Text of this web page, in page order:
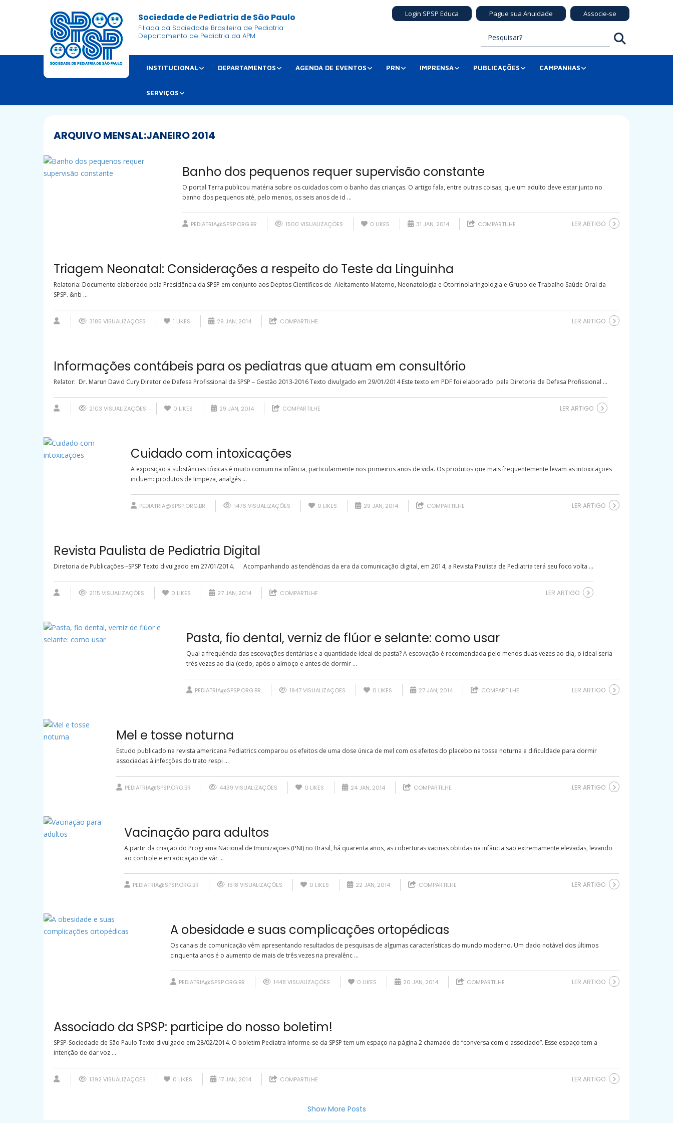
Sociedade de Pediatria de São Paulo
Filiada da Sociedade Brasileira de Pediatria
Departamento de Pediatria da APM
Login SPSP Educa Pague sua Anuidade Associe-se
INSTITUCIONAL DEPARTAMENTOS AGENDA DE EVENTOS PRN IMPRENSA PUBLICAÇÕES CAMPANHAS
SERVIÇOS
ARQUIVO MENSAL:JANEIRO 2014
Banho dos pequenos requer supervisão constante
O portal Terra publicou matéria sobre os cuidados com o banho das crianças. O artigo fala, entre outras coisas, que um adulto deve estar junto no
banho dos pequenos até, pelo menos, os seis anos de id ...
PEDIATRIA@SPSP.ORG.BR 1500 VISUALIZAÇÕES 0 LIKES 31 JAN, 2014 COMPARTILHE LER ARTIGO
Triagem Neonatal: Considerações a respeito do Teste da Linguinha
Relatoria: Documento elaborado pela Presidência da SPSP em conjunto aos Deptos Científicos de Aleitamento Materno, Neonatologia e Otorrinolaringologia e Grupo de Trabalho Saúde Oral da
SPSP. &nb ...
3185 VISUALIZAÇÕES 1 LIKES 29 JAN, 2014 COMPARTILHE LER ARTIGO
Informações contábeis para os pediatras que atuam em consultório
Relator: Dr. Marun David Cury Diretor de Defesa Profissional da SPSP – Gestão 2013-2016 Texto divulgado em 29/01/2014 Este texto em PDF foi elaborado pela Diretoria de Defesa Profissional ...
2103 VISUALIZAÇÕES 0 LIKES 29 JAN, 2014 COMPARTILHE LER ARTIGO
Cuidado com intoxicações
A exposição a substâncias tóxicas é muito comum na infância, particularmente nos primeiros anos de vida. Os produtos que mais frequentemente levam as intoxicações
incluem: produtos de limpeza, analgés ...
PEDIATRIA@SPSP.ORG.BR 1476 VISUALIZAÇÕES 0 LIKES 29 JAN, 2014 COMPARTILHE LER ARTIGO
Revista Paulista de Pediatria Digital
Diretoria de Publicações –SPSP Texto divulgado em 27/01/2014. Acompanhando as tendências da era da comunicação digital, em 2014, a Revista Paulista de Pediatria terá seu foco volta ...
2115 VISUALIZAÇÕES 0 LIKES 27 JAN, 2014 COMPARTILHE LER ARTIGO
Pasta, fio dental, verniz de flúor e selante: como usar
Qual a frequência das escovações dentárias e a quantidade ideal de pasta? A escovação é recomendada pelo menos duas vezes ao dia, o ideal seria
três vezes ao dia (cedo, após o almoço e antes de dormir ...
PEDIATRIA@SPSP.ORG.BR 1947 VISUALIZAÇÕES 0 LIKES 27 JAN, 2014 COMPARTILHE LER ARTIGO
Mel e tosse noturna
Estudo publicado na revista americana Pediatrics comparou os efeitos de uma dose única de mel com os efeitos do placebo na tosse noturna e dificuldade para dormir
associadas à infecções do trato respi ...
PEDIATRIA@SPSP.ORG.BR 4439 VISUALIZAÇÕES 0 LIKES 24 JAN, 2014 COMPARTILHE LER ARTIGO
Vacinação para adultos
A partir da criação do Programa Nacional de Imunizações (PNI) no Brasil, há quarenta anos, as coberturas vacinas obtidas na infância são extremamente elevadas, levando
ao controle e erradicação de vár ...
PEDIATRIA@SPSP.ORG.BR 1518 VISUALIZAÇÕES 0 LIKES 22 JAN, 2014 COMPARTILHE LER ARTIGO
A obesidade e suas complicações ortopédicas
Os canais de comunicação vêm apresentando resultados de pesquisas de algumas características do mundo moderno. Um dado notável dos últimos
cinquenta anos é o aumento de mais de três vezes na prevalênc ...
PEDIATRIA@SPSP.ORG.BR 1448 VISUALIZAÇÕES 0 LIKES 20 JAN, 2014 COMPARTILHE LER ARTIGO
Associado da SPSP: participe do nosso boletim!
SPSP-Sociedade de São Paulo Texto divulgado em 28/02/2014. O boletim Pediatra Informe-se da SPSP tem um espaço na página 2 chamado de “conversa com o associado”. Esse espaço tem a
intenção de dar voz ...
1392 VISUALIZAÇÕES 0 LIKES 17 JAN, 2014 COMPARTILHE LER ARTIGO
Show More Posts